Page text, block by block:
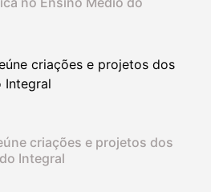
criações e projetos dos
Integral